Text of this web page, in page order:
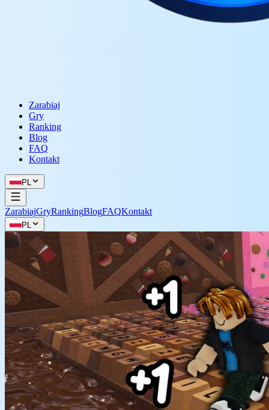
Zarabiaj
Gry
Ranking
Blog
FAQ
Kontakt
PL
ZarabiajGryRankingBlogFAQKontakt
PL